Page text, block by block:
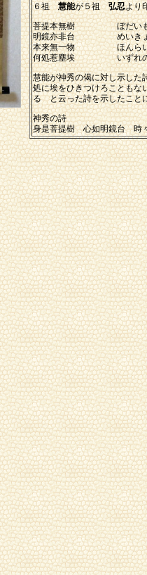
６祖慧能が５祖弘忍より
菩提本無樹 ぼだいも
明鏡亦非台 めいきょう
本来無一物 ほんらい
何処惹塵埃 いずれのと
慧能が神秀の偈に対し示し
処に埃をひきつけろことも
る と云った詩を示したこと
神秀の詩
身是菩提樹 心如明鏡台 時